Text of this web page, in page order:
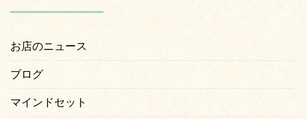
お店のニュース
ブログ
マインドセット